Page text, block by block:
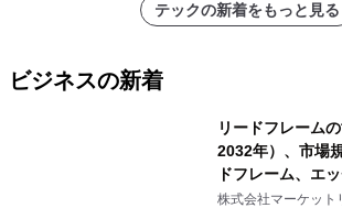
テックの新着をもっと見る
ビジネスの新着
リードフレーム
2032年）、市場
ドフレーム、エ
レーム）・分析
株式会社マーケット